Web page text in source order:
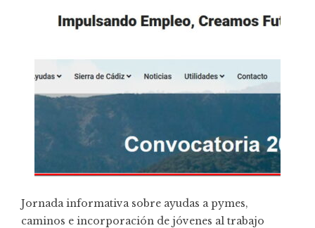
Jornada informativa sobre ayudas a pymes,
caminos e incorporación de jóvenes al trabajo